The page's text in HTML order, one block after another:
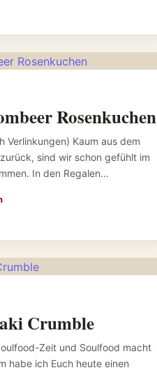
Rosenkuchen
Verlinkungen) Kaum aus dem
sind wir schon gefühlt im
In den Regalen…
Crumble
Zeit und Soulfood macht
habe ich Euch heute einen